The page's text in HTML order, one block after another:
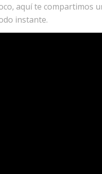
aquí te compartimos
instante.